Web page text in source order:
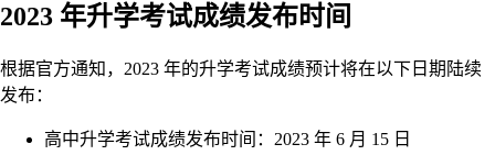
2023 年升学考试成绩发布时间
根据官方通知，2023 年的升学考试成绩预计将在以下日期陆续
发布：
高中升学考试成绩发布时间：2023 年 6 月 15 日